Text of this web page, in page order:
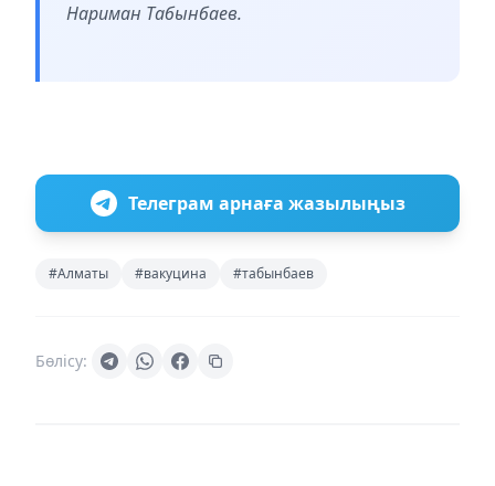
Нариман Табынбаев.
Телеграм арнаға жазылыңыз
#Алматы #вакуцина #табынбаев
Бөлісу: